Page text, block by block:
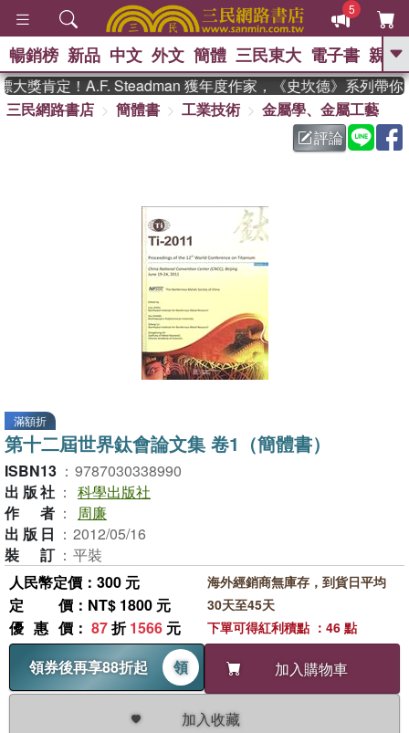
5
GO
熱搜： 東野圭吾 、 高希均教授回憶錄
父親節 、 如果歷
暑期推薦 、 國際布克
偉大的迷走神經
暢銷榜 新品 中文 外文 簡體 三民東大 電子書 親子
獎肯定！A.F. Steadman 獲年度作家，《史坎德》系列帶你踏
三民網路書店
簡體書 工業技術
金屬學、金屬工藝
評論
滿額折
第十二屆世界鈦會論文集 卷1（簡體書）
ISBN13 ： 9787030338990
出版社 ： 科學出版社
作者 ：
周廉
出版日 ： 2012/05/16
裝訂 ： 平裝
人民幣定價：300 元
定價 ：NT$ 1800 元
優惠價 ： 87折1566 元
領券後再享88折起
領 加入購物車
加入收藏
海外經銷商無庫存，到貨日平均
30天至45天
下單可得紅利積點 ：46 點